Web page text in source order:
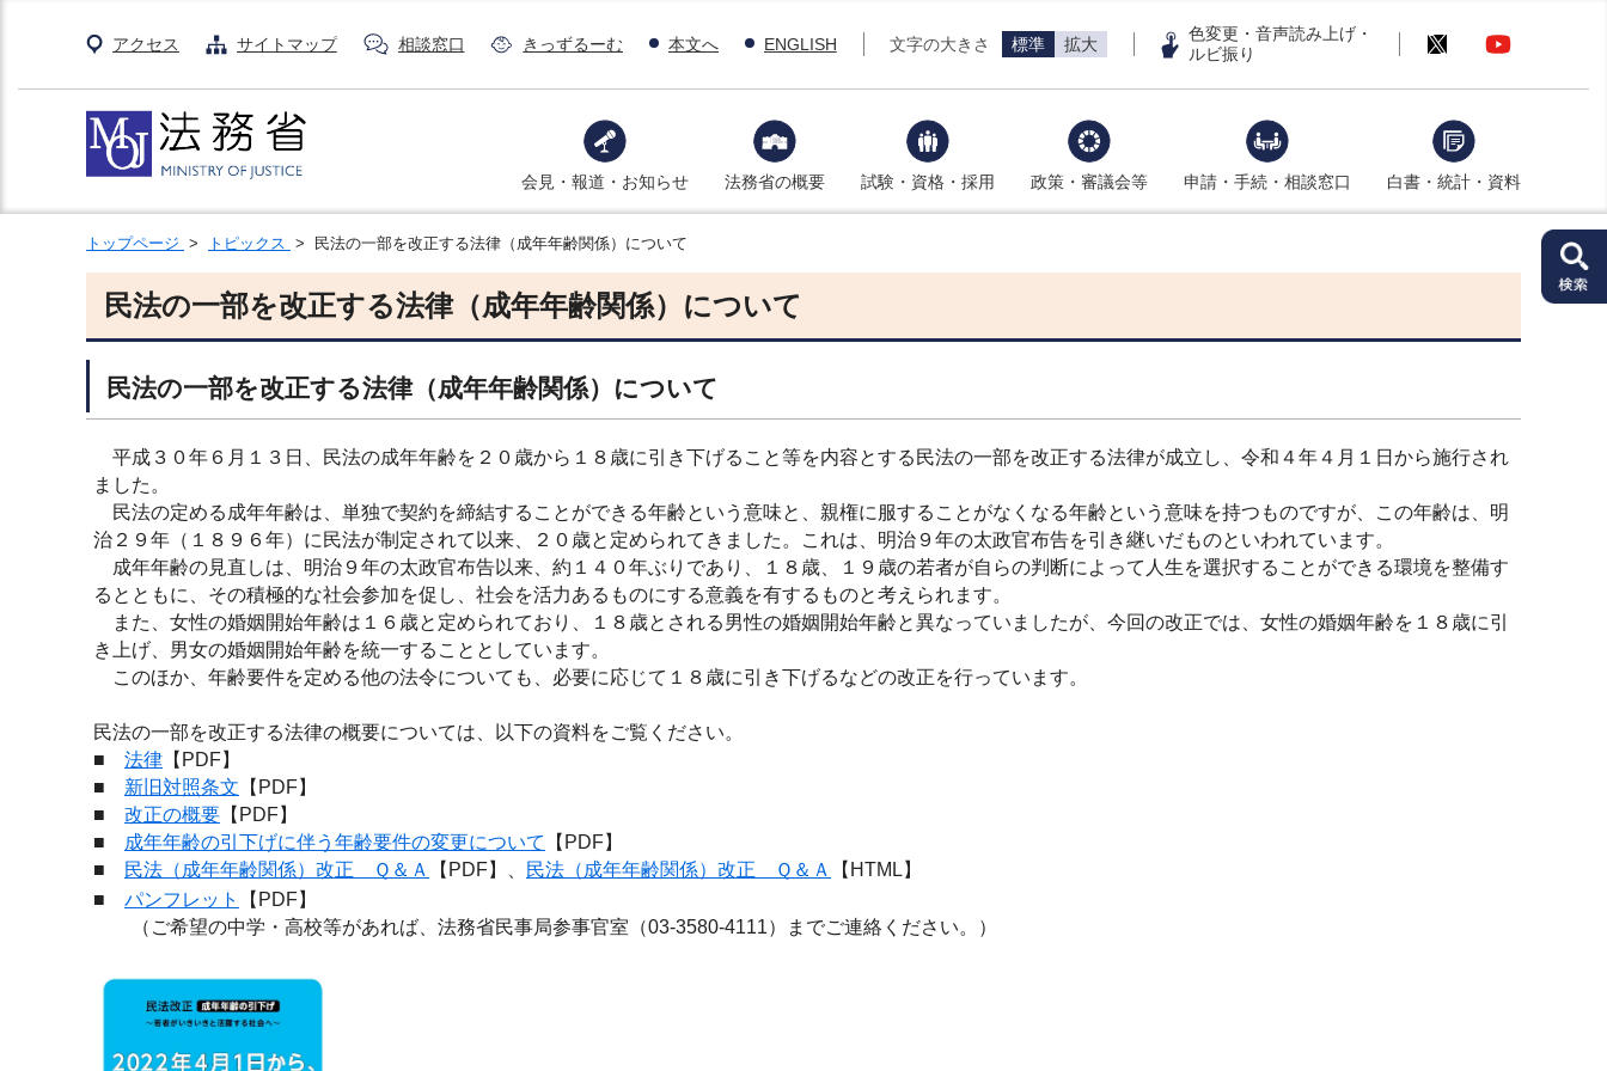
アクセス サイトマップ 相談窓口 きっずるーむ 本文へ ENGLISH 文字の大きさ 標準 拡大
色変更・音声読み上げ・
ルビ振り
会見・報道・お知らせ 法務省の概要 試験・資格・採用 政策・審議会等 申請・手続・相談窓口 白書・統計・資料
トップページ > トピックス > 民法の一部を改正する法律（成年年齢関係）について
民法の一部を改正する法律（成年年齢関係）について
民法の一部を改正する法律（成年年齢関係）について
平成３０年６月１３日、民法の成年年齢を２０歳から１８歳に引き下げること等を内容とする民法の一部を改正する法律が成立し、令和４年４月１日から施行され
ました。
民法の定める成年年齢は、単独で契約を締結することができる年齢という意味と、親権に服することがなくなる年齢という意味を持つものですが、この年齢は、明
治２９年（１８９６年）に民法が制定されて以来、２０歳と定められてきました。これは、明治９年の太政官布告を引き継いだものといわれています。
成年年齢の見直しは、明治９年の太政官布告以来、約１４０年ぶりであり、１８歳、１９歳の若者が自らの判断によって人生を選択することができる環境を整備す
るとともに、その積極的な社会参加を促し、社会を活力あるものにする意義を有するものと考えられます。
また、女性の婚姻開始年齢は１６歳と定められており、１８歳とされる男性の婚姻開始年齢と異なっていましたが、今回の改正では、女性の婚姻年齢を１８歳に引
き上げ、男女の婚姻開始年齢を統一することとしています。
このほか、年齢要件を定める他の法令についても、必要に応じて１８歳に引き下げるなどの改正を行っています。
民法の一部を改正する法律の概要については、以下の資料をご覧ください。
■ 法律 【PDF】
■ 新旧対照条文 【PDF】
■ 改正の概要 【PDF】
■
成年年齢の引下げに伴う年齢要件の変更について
【PDF】
■
民法（成年年齢関係）改正 Ｑ＆Ａ 【PDF】、 民法（成年年齢関係）改正 Ｑ＆Ａ
【HTML】
■ パンフレット
【PDF】
（ご希望の中学・高校等があれば、法務省民事局参事官室（03-3580-4111）までご連絡ください。）